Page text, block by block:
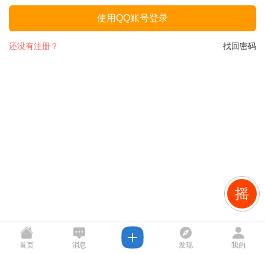
使用QQ账号登录
找回密码
还没有注册？
摇
首页 消息 发现 我的